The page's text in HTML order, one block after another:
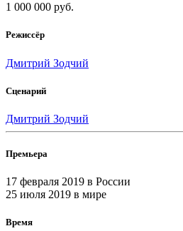
1 000 000 руб.
Режиссёр
Дмитрий Зодчий
Сценарий
Дмитрий Зодчий
Премьера
17 февраля 2019 в России
25 июля 2019 в мире
Время